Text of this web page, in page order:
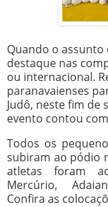
Quando o assunto
destaque nas
ou internacional.
paranavaienses
Judô, neste fim de
evento contou
Todos os
subiram ao pódio
atletas foram
Mercúrio,
Confira as